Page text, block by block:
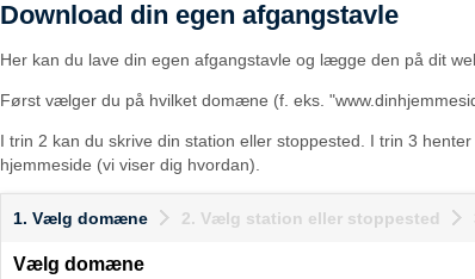
Download din egen afgangstavle
Her kan du lave din egen afgangstavle og lægge den på dit
Først vælger du på hvilket domæne (f. eks.
I trin 2 kan du skrive din station eller stoppested. I trin 3
hjemmeside (vi viser dig hvordan).
1. Vælg domæne 2. Vælg station eller stoppested
Vælg domæne